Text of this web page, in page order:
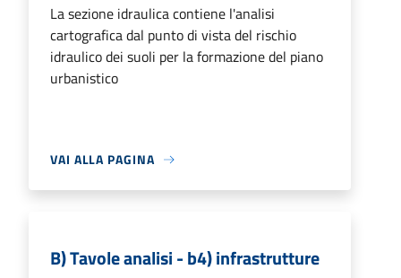
La sezione idraulica contiene l'analisi
cartografica dal punto di vista del rischio
idraulico dei suoli per la formazione del piano
urbanistico
VAI ALLA PAGINA
B) Tavole analisi - b4) infrastrutture